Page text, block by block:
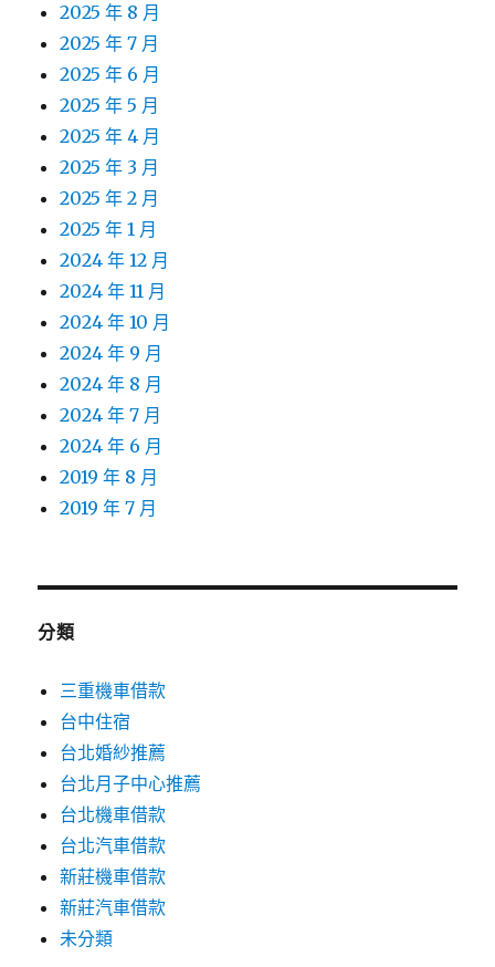
2025 年 8 月
2025 年 7 月
2025 年 6 月
2025 年 5 月
2025 年 4 月
2025 年 3 月
2025 年 2 月
2025 年 1 月
2024 年 12 月
2024 年 11 月
2024 年 10 月
2024 年 9 月
2024 年 8 月
2024 年 7 月
2024 年 6 月
2019 年 8 月
2019 年 7 月
分類
三重機車借款
台中住宿
台北婚紗推薦
台北月子中心推薦
台北機車借款
台北汽車借款
新莊機車借款
新莊汽車借款
未分類